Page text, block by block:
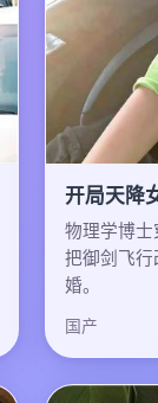
开局天降
物理学博
把御剑飞
婚。
国产